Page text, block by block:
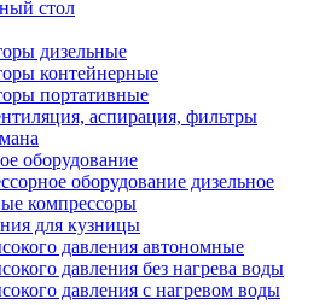
стол
дизельные
контейнерные
портативные
аспирация, фильтры
оборудование
оборудование дизельное
компрессоры
для кузницы
давления автономные
давления без нагрева воды
давления с нагревом воды